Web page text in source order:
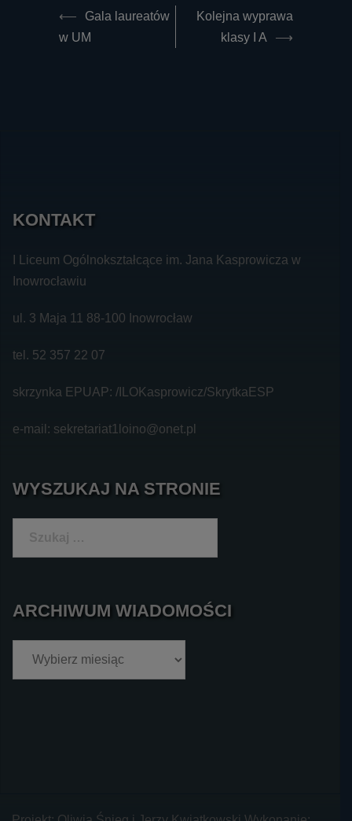
Post
navigation
⟵
Gala laureatów
w UM
Kolejna wyprawa
klasy I A
⟶
KONTAKT
I Liceum Ogólnokształcące im. Jana Kasprowicza w
Inowrocławiu
ul. 3 Maja 11 88-100 Inowrocław
tel. 52 357 22 07
skrzynka EPUAP: /ILOKasprowicz/SkrytkaESP
e-mail: sekretariat1loino@onet.pl
WYSZUKAJ NA STRONIE
ARCHIWUM WIADOMOŚCI